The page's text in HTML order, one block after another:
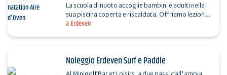
a Erdeven
La scuola di nuoto accoglie bambini e adulti nella
sua piscina coperta e riscaldata. Offriamo lezioni
individuali, tenute da un istruttore di nuoto…
Noleggio Erdeven Surf e Paddle